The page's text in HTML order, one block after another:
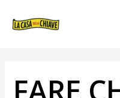
ARTICOLI